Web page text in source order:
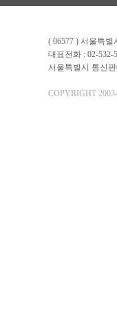
( 06577 ) 서울특
대표전화 : 02-532-
서울특별시 통신
COPYRIGHT